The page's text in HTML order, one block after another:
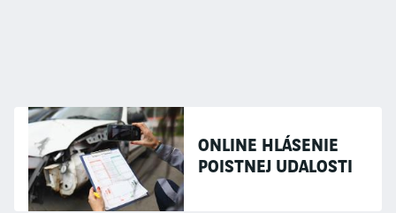
ONLINE HLÁSENIE
POISTNEJ UDALOSTI